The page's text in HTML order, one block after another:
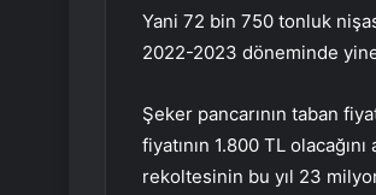
Yani 72 bin 750 tonluk
2022-2023 döneminde
Şeker pancarının taban
fiyatının 1.800 TL
rekoltesinin bu yıl 23